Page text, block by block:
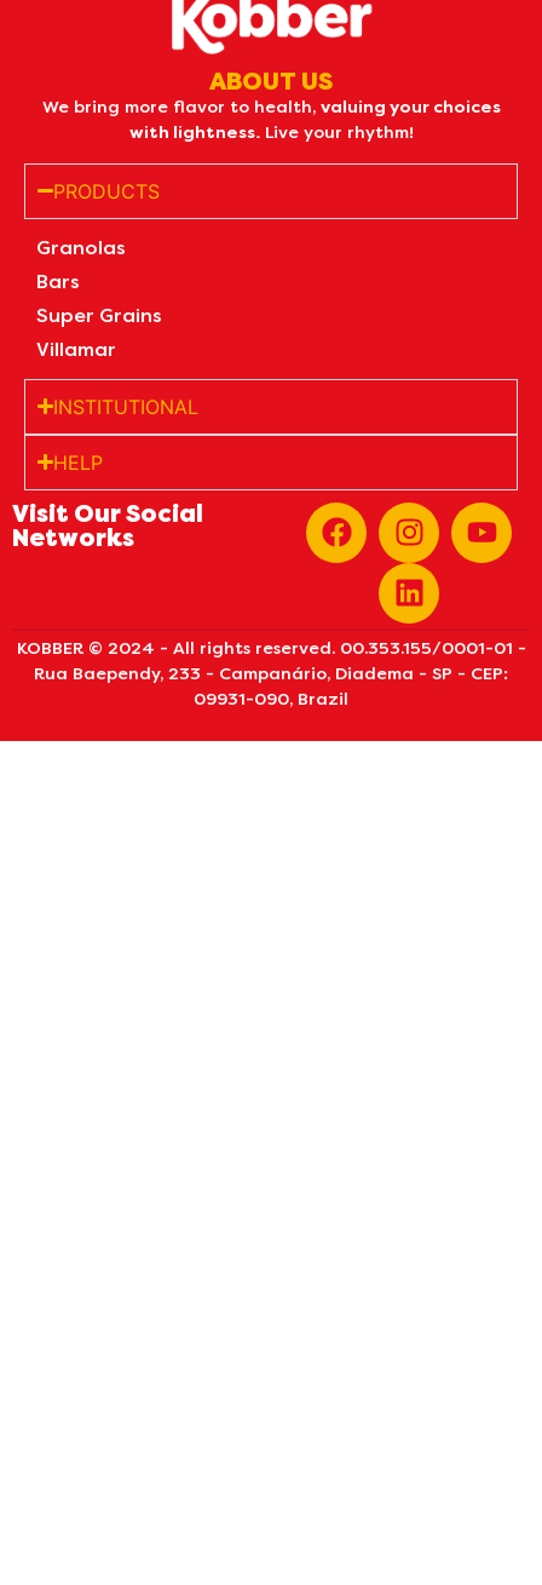
ABOUT US
We bring more flavor to health, valuing your choices
with lightness.Live your rhythm!
PRODUCTS
Granolas
Bars
Super Grains
Villamar
INSTITUTIONAL
HELP
Visit Our Social
Networks
KOBBER © 2024 - All rights reserved. 00.353.155/0001-01 -
Rua Baependy, 233 - Campanário, Diadema - SP - CEP:
09931-090, Brazil